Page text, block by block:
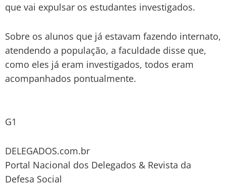
que vai expulsar os estudantes investigados.
Sobre os alunos que já estavam fazendo internato,
atendendo a população, a faculdade disse que,
como eles já eram investigados, todos eram
acompanhados pontualmente.
G1
DELEGADOS.com.br
Portal Nacional dos Delegados & Revista da
Defesa Social